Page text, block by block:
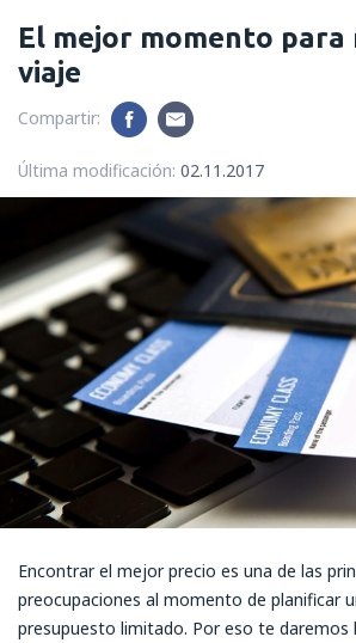
El mejor momento
viaje
Compartir:
Última modificación: 02.11.2017
Encontrar el mejor precio es una de las
preocupaciones al momento de planificar
presupuesto limitado. Por eso te daremos